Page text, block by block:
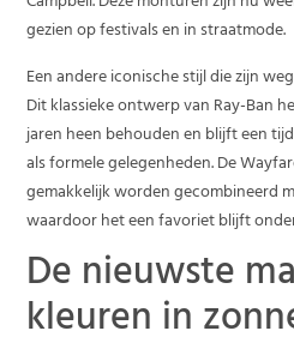
gezien op festivals en in straatmode.
Een andere iconische stijl die zijn
Dit klassieke ontwerp van Ray-Ban
jaren heen behouden en blijft een
als formele gelegenheden. De
gemakkelijk worden gecombineerd
waardoor het een favoriet blijft
De nieuwste
kleuren in